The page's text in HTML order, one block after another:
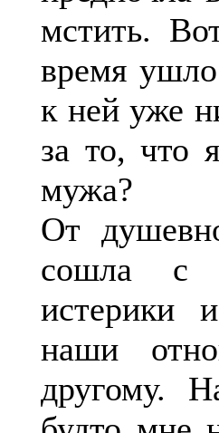
мстить.
время
к ней уже
за то, что
мужа?
От
сошла с
истерики
наши
другому.